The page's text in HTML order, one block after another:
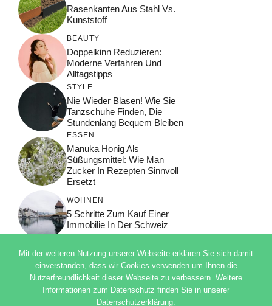
Rasenkanten Aus Stahl Vs.
Kunststoff
BEAUTY
Doppelkinn Reduzieren:
Moderne Verfahren Und
Alltagstipps
STYLE
Nie Wieder Blasen! Wie Sie
Tanzschuhe Finden, Die
Stundenlang Bequem Bleiben
ESSEN
Manuka Honig Als
Süßungsmittel: Wie Man
Zucker In Rezepten Sinnvoll
Ersetzt
WOHNEN
5 Schritte Zum Kauf Einer
Immobilie In Der Schweiz
© 2026 ADSIMPLE
DATENSCHUTZERKLÄRUNG
Mit der weiteren Nutzung unserer Webseite erklären Sie sich damit
einverstanden, dass wir Cookies verwenden um Ihnen die
Nutzerfreundlichkeit dieser Webseite zu verbessern. Weitere
Informationen zum Datenschutz finden Sie in unserer
Datenschutzerklärung.